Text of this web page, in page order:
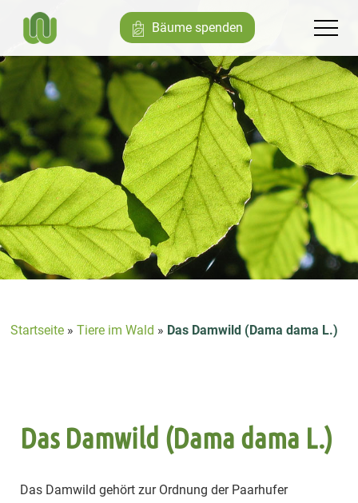
Bäume spenden
Startseite »Tiere im Wald » Das Damwild (Dama dama L.)
Das Damwild (Dama dama L.)
Das Damwild gehört zur Ordnung der Paarhufer